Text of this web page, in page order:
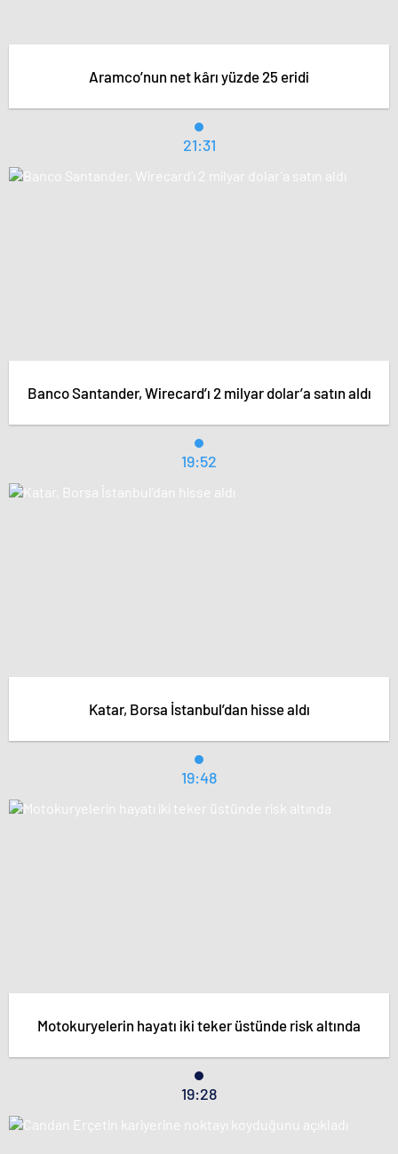
Aramco’nun net kârı yüzde 25 eridi
21:31
Banco Santander, Wirecard’ı 2 milyar dolar’a satın aldı
19:52
Katar, Borsa İstanbul’dan hisse aldı
19:48
Motokuryelerin hayatı iki teker üstünde risk altında
19:28